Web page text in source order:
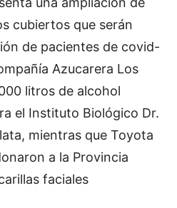
cubiertos que serán
de pacientes de covid-
Azucarera Los
litros de alcohol
el Instituto Biológico Dr.
mientras que Toyota
a la Provincia
faciales